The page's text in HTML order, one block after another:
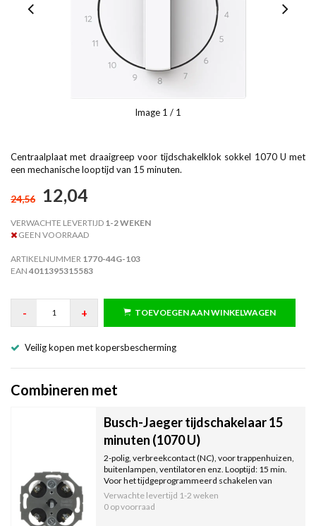
Image 1 / 1
Centraalplaat met draaigreep voor tijdschakelklok sokkel 1070 U met
een mechanische looptijd van 15 minuten.
24,56 12,04
VERWACHTE LEVERTIJD 1-2 WEKEN
GEEN VOORRAAD
ARTIKELNUMMER 1770-44G-103
EAN 4011395315583
- + TOEVOEGEN AAN WINKELWAGEN
Veilig kopen met kopersbescherming
Combineren met
Busch-Jaeger tijdschakelaar 15
minuten (1070 U)
2-polig, verbreekcontact (NC), voor trappenhuizen,
buitenlampen, ventilatoren enz. Looptijd: 15 min.
Voor het tijdgeprogrammeerd schakelen van
elektrische verbruikers.
Verwachte levertijd 1-2 weken
0 op voorraad